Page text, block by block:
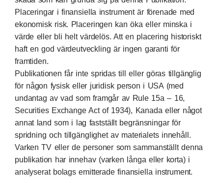
Placeringar i finansiella instrument är förenade med
ekonomisk risk. Placeringen kan öka eller minska i
värde eller bli helt värdelös. Att en placering historiskt
haft en god värdeutveckling är ingen garanti för
framtiden.
Publikationen får inte spridas till eller göras tillgänglig
för någon fysisk eller juridisk person i USA (med
undantag av vad som framgår av Rule 15a – 16,
Securities Exchange Act of 1934), Kanada eller något
annat land som i lag fastställt begränsningar för
spridning och tillgänglighet av materialets innehåll.
Varken TV eller de personer som sammanställt denna
publikation har innehav (varken långa eller korta) i
analyserat bolags emitterade finansiella instrument.